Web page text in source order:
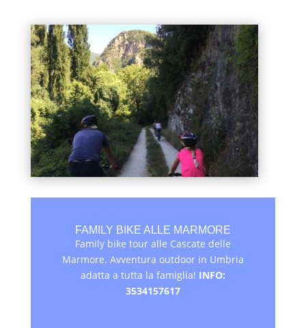
FAMILY BIKE ALLE MARMORE
Family bike tour alle Cascate delle
Marmore. Avventura outdoor in Umbria
adatta a tutta la famiglia! INFO:
3534157617